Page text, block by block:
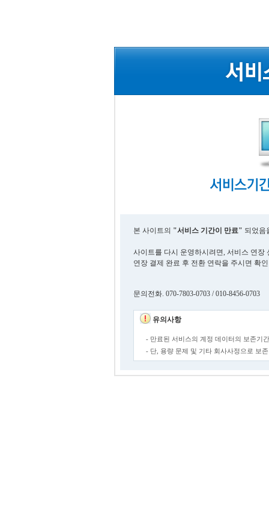
본 사이트의 "서비스 기간이 만료" 되었음
사이트를 다시 운영하시려면, 서비스 연장
연장 결제 완료 후 전환 연락을 주시면 확
문의전화. 070-7803-0703 / 010-8456-0703
유의사항
- 만료된 서비스의 계정 데이터의 보존기
- 단, 용량 문제 및 기타 회사사정으로 보